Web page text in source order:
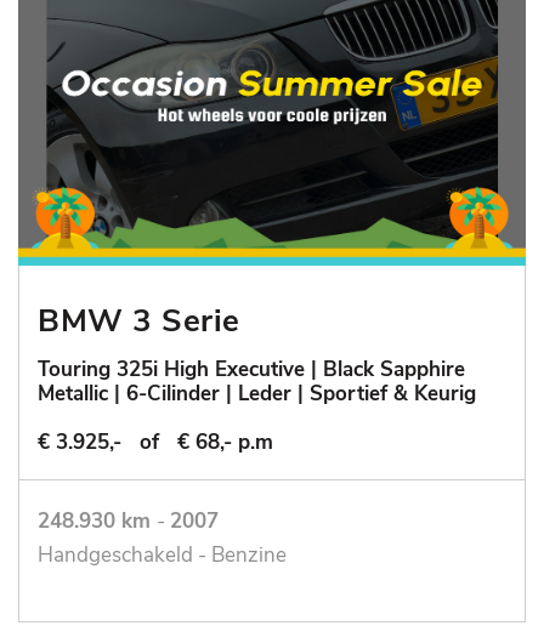
BMW 3 Serie
Touring 325i High Executive | Black Sapphire
Metallic | 6-Cilinder | Leder | Sportief & Keurig
€ 3.925,-
of € 68,- p.m
248.930 km - 2007
Handgeschakeld - Benzine